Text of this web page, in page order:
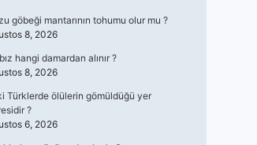
göbeği mantarının tohumu olur mu ?
8, 2026
hangi damardan alınır ?
8, 2026
Türklerde ölülerin gömüldüğü yer
?
6, 2026